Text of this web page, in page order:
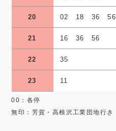
20 02 18 36 56
21 16 36 56
22 35
23 11
00：各停
無印：芳賀・高根沢工業団地行き